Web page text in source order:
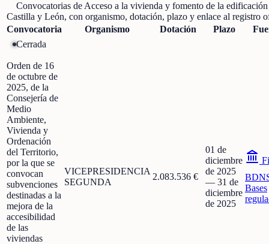
Convocatorias de Acceso a la vivienda y fomento de la edificación
Castilla y León, con organismo, dotación, plazo y enlace al registro
Convocatoria
Organismo Dotación Plazo
Cerrada
Orden de 16
de octubre de
2025, de la
Consejería de
Medio
Ambiente,
Vivienda y
Ordenación
del Territorio,
por la que se
convocan
subvenciones
destinadas a la
mejora de la
accesibilidad
de las
viviendas
VICEPRESIDENCIA
SEGUNDA
2.083.536 €
01 de
diciembre
de 2025
— 31 de
diciembre
de 2025
Bases